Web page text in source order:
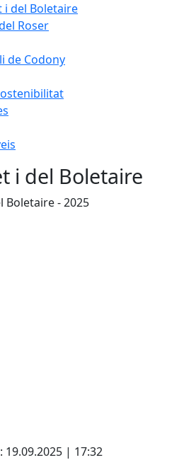
i del Boletaire
Roser
de Codony
i del Boletaire
Boletaire - 2025
| 17:32